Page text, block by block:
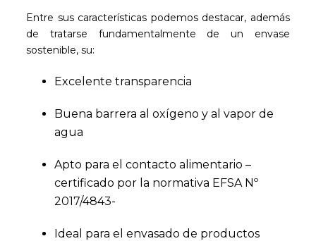
Entre sus características podemos destacar, además
de tratarse fundamentalmente de un envase
sostenible, su:
Excelente transparencia
Buena barrera al oxígeno y al vapor de
agua
Apto para el contacto alimentario –
certificado por la normativa EFSA Nº
2017/4843-
Ideal para el envasado de productos